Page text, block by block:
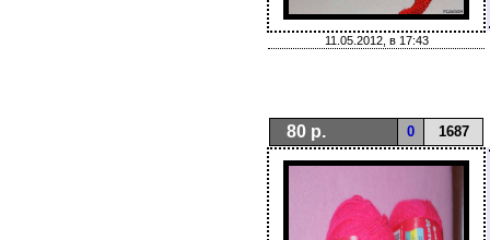
11.05.2012, в 17:43
80 р. 0 1687